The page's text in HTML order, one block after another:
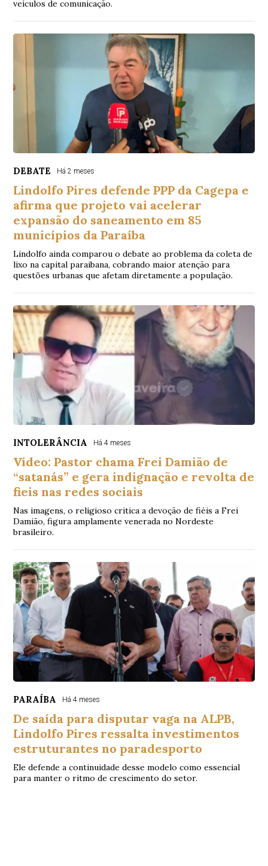
veículos de comunicação.
DEBATE Há 2 meses
Lindolfo Pires defende PPP da Cagepa e
afirma que projeto vai acelerar
expansão do saneamento em 85
municípios da Paraíba
Lindolfo ainda comparou o debate ao problema da coleta de
lixo na capital paraibana, cobrando maior atenção para
questões urbanas que afetam diretamente a população.
INTOLERÂNCIA Há 4 meses
Vídeo: Pastor chama Frei Damião de
“satanás” e gera indignação e revolta de
fieis nas redes sociais
Nas imagens, o religioso critica a devoção de fiéis a Frei
Damião, figura amplamente venerada no Nordeste
brasileiro.
PARAÍBA Há 4 meses
De saída para disputar vaga na ALPB,
Lindolfo Pires ressalta investimentos
estruturantes no paradesporto
Ele defende a continuidade desse modelo como essencial
para manter o ritmo de crescimento do setor.